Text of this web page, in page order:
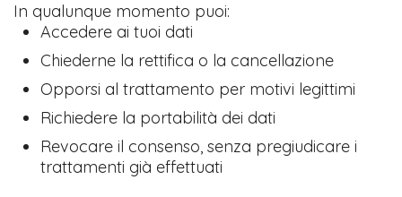
In qualunque momento puoi:
Accedere ai tuoi dati
Chiederne la rettifica o la cancellazione
Opporsi al trattamento per motivi legittimi
Richiedere la portabilità dei dati
Revocare il consenso, senza pregiudicare i
trattamenti già effettuati